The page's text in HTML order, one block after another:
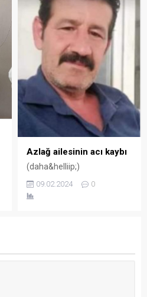
Azlağ ailesinin acı kaybı
(daha&helliip;)
09.02.2024 0